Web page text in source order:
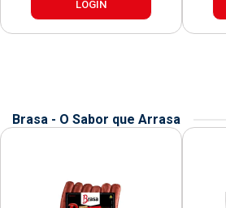
LOGIN
Brasa - O Sabor que Arrasa